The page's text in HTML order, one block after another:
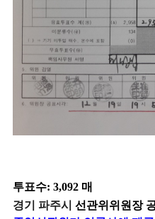
투표수: 3,092 매
경기 파주시 선관위위원장